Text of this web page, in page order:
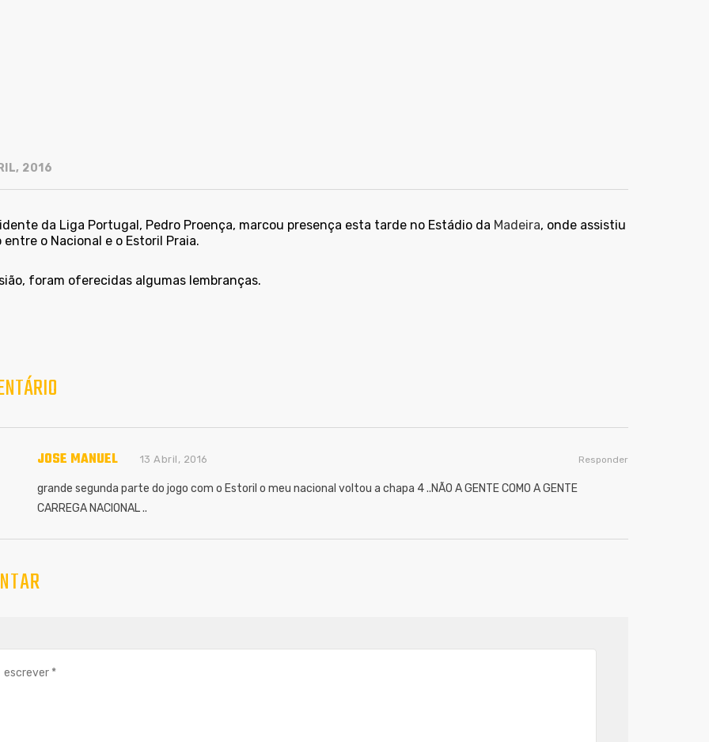
2016
da Liga Portugal, Pedro Proença, marcou presença esta tarde no Estádio da Madeira, onde assistiu
entre o Nacional e o Estoril Praia.
foram oferecidas algumas lembranças.
JOSE MANUEL 13 Abril, 2016
grande segunda parte do jogo com o Estoril o meu nacional voltou a chapa 4 ..NÃO A GENTE COMO A GENTE
CARREGA NACIONAL ..
Responder